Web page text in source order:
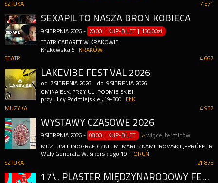
7 571
SZTUKA
SEXAPIL TO NASZA BROŃ KOBIECA
9 SIERPNIA 2026 - 20:00 | KUP-BILET |130.00zł
TEATR CABARET W KRAKOWIE
Krakowska 5
KRAKÓW
4 667
TEATR
LAKEVIBE FESTIVAL 2026
od: 7 SIERPNIA 2026 do:9 SIERPNIA 2026
GMINA EŁK, PRZY UL. PODMIEJSKIEJ
przy ulicy Podmiejskiej, 19-300
EŁK
4 937
MUZYKA
WYSTAWY CZASOWE 2026
9 SIERPNIA 2026 - 08:00 | KUP-BILET »więcej terminów
MUZEUM ETNOGRAFICZNE IM. MARII ZNAMIEROWSKIEJ-
Wały Generała W. Sikorskiego 19
TORUŃ
21 875
SZTUKA
17\. PLASTER MIĘDZYNARODOWY FESTIWAL GRAFIKI PROJEKTOWEJ